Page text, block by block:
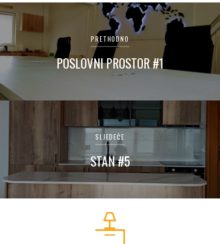
Navigacija
članaka
PRETHODNO
POSLOVNI PROSTOR #1
SLJEDEĆE
STAN #5